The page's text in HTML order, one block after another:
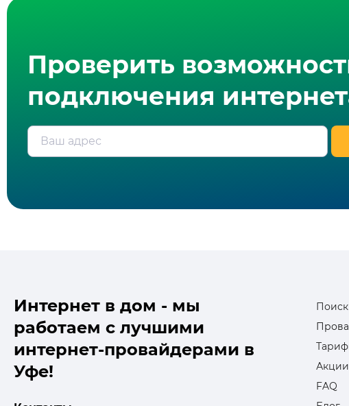
Проверить
подключения
Ваш адрес
Интернет в дом - мы
работаем с лучшими
интернет-провайдерами в
Уфе!
Акции
FAQ